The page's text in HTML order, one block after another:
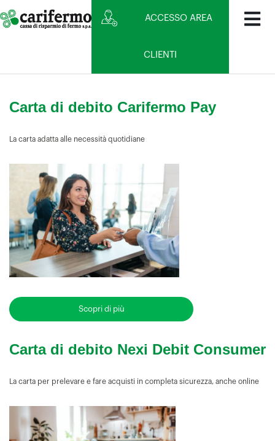
ACCESSO AREA
CLIENTI
Carta di debito Carifermo Pay
La carta adatta alle necessità quotidiane
Scopri di più
Carta di debito Nexi Debit Consumer
La carta per prelevare e fare acquisti in completa sicurezza, anche online